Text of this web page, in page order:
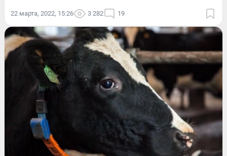
22 марта, 2022, 15:26 3 282 19